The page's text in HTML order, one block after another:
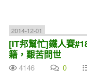
2014-12-01
[IT邦幫忙]鐵人賽
籍，艱苦問世
4146 0